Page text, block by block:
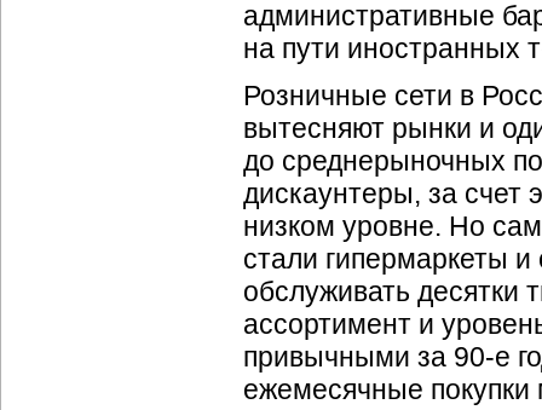
административные
на пути иностранных
Розничные сети в
вытесняют рынки и
до среднерыночных
дискаунтеры, за
низком уровне. Но
стали гипермаркеты
обслуживать десятки
ассортимент и
привычными за 90-е
ежемесячные покупки